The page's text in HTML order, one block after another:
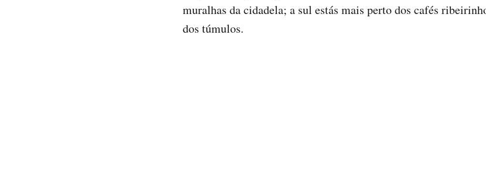
muralhas da cidadela; a sul estás mais perto dos cafés
dos túmulos.